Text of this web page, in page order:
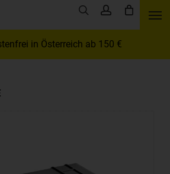
in Österreich ab 150 €
search account